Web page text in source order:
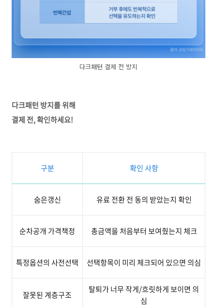
다크패턴 결제 전 방지
다크패턴 방지를 위해
결제 전, 확인하세요!
구분 확인 사항
숨은갱신 유료 전환 전 동의 받았는지 확인
순차공개 가격책정 총금액을 처음부터 보여줬는지 체크
특정옵션의 사전선택 선택항목이 미리 체크되어 있으면 의심
잘못된 계층구조
탈퇴가 너무 작게/흐릿하게 보이면 의
심